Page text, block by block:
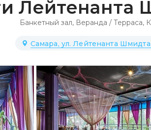
Лейтенанта
Банкетный зал,Веранда / Терраса,
Самара, ул. Лейтенанта